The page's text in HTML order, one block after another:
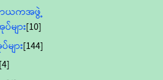
ာယကအဖွဲ့
ျား[10]
ျား[144]
[4]